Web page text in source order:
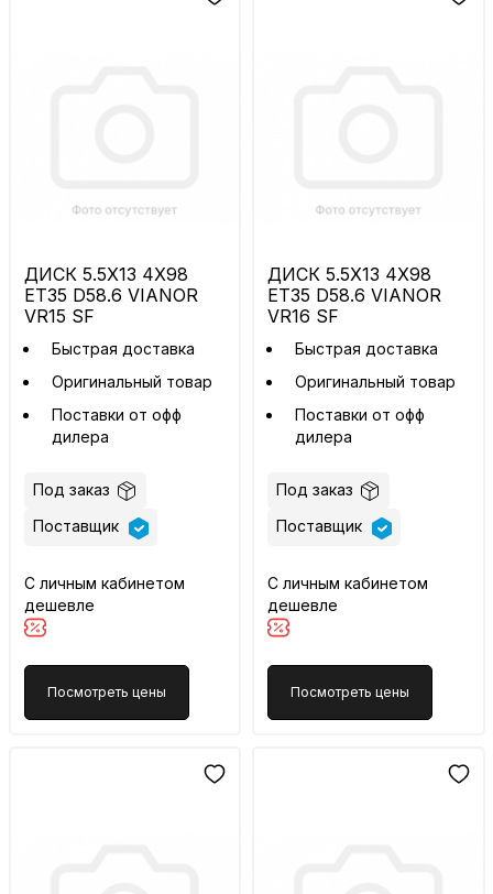
ДИСК 5.5X13 4X98
ET35 D58.6 VIANOR
VR15 SF
Быстрая доставка
Оригинальный товар
Поставки от офф
дилера
Под заказ
Поставщик
С личным кабинетом
дешевле
Посмотреть цены
ДИСК 5.5X13 4X98
ET35 D58.6 VIANOR
VR16 SF
Быстрая доставка
Оригинальный товар
Поставки от офф
дилера
Под заказ
Поставщик
С личным кабинетом
дешевле
Посмотреть цены